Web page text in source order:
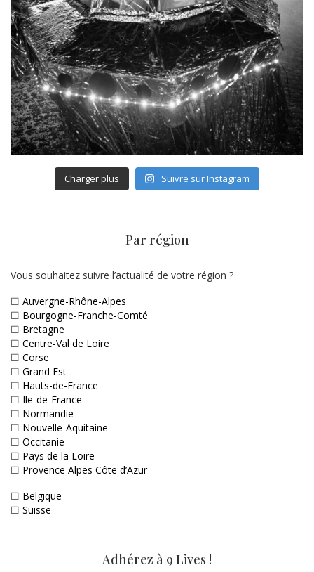
Charger plus Suivre sur Instagram
Par région
Vous souhaitez suivre l’actualité de votre région ?
☐ Auvergne-Rhône-Alpes
☐ Bourgogne-Franche-Comté
☐ Bretagne
☐ Centre-Val de Loire
☐ Corse
☐ Grand Est
☐ Hauts-de-France
☐ Ile-de-France
☐ Normandie
☐ Nouvelle-Aquitaine
☐ Occitanie
☐ Pays de la Loire
☐ Provence Alpes Côte d’Azur
☐ Belgique
☐ Suisse
Adhérez à 9 Lives !